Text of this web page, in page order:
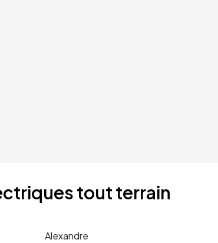
tout terrain
Alexandre